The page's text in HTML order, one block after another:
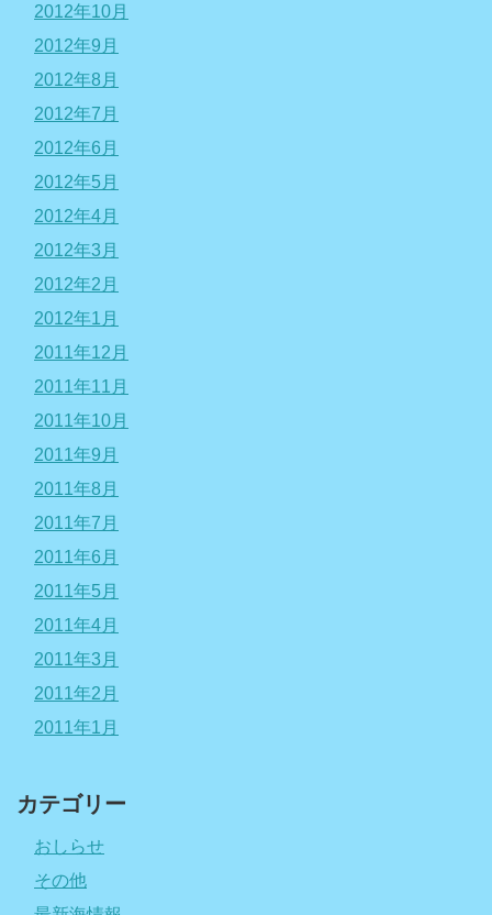
2012年10月
2012年9月
2012年8月
2012年7月
2012年6月
2012年5月
2012年4月
2012年3月
2012年2月
2012年1月
2011年12月
2011年11月
2011年10月
2011年9月
2011年8月
2011年7月
2011年6月
2011年5月
2011年4月
2011年3月
2011年2月
2011年1月
カテゴリー
おしらせ
その他